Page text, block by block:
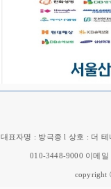
대표자명 : 방극종 l 상호 : 더
010-3448-9000 이메
copyright